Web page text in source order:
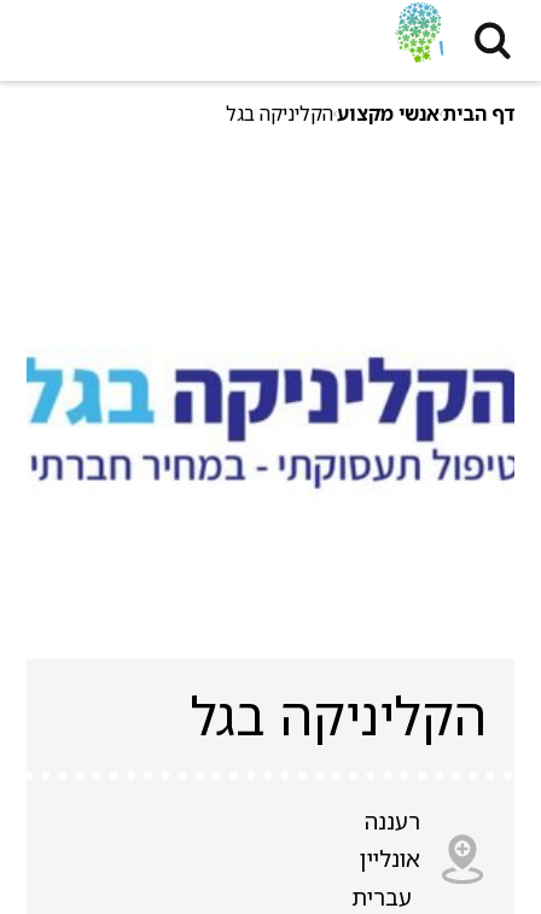
דף הביתאנשי מקצועהקליניקה בגל
הקליניקה בגל
רעננה
אונליין
עברית